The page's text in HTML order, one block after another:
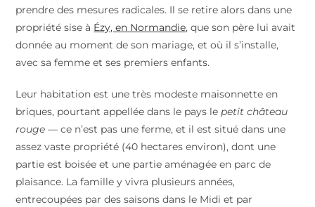
prendre des mesures radicales. Il se retire alors dans une
propriété sise à Ézy, en Normandie, que son père lui avait
donnée au moment de son mariage, et où il s’installe,
avec sa femme et ses premiers enfants.
Leur habitation est une très modeste maisonnette en
briques, pourtant appellée dans le pays lepetit château
rouge — ce n’est pas une ferme, et il est situé dans une
assez vaste propriété (40 hectares environ), dont une
partie est boisée et une partie aménagée en parc de
plaisance. La famille y vivra plusieurs années,
entrecoupées par des saisons dans le Midi et par